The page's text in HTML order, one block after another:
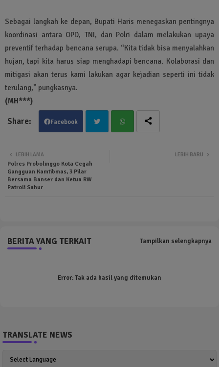
Sebagai langkah ke depan, Bupati Haris menegaskan pentingnya
koordinasi antara OPD, TNI, dan Polri dalam melakukan upaya
preventif terhadap bencana serupa. “Kita tidak bisa menyalahkan
hujan, tapi kita harus siap menghadapi bencana. Kolaborasi dan
mitigasi akan terus kami lakukan agar kejadian seperti ini tidak
terulang,” pungkasnya.
(MH***)
Facebook
LEBIH BARU
LEBIH LAMA
Polres Probolinggo Kota Cegah
Gangguan Kamtibmas, 3 Pilar
Bersama Banser dan Ketua RW
Patroli Sahur
BERITA YANG TERKAIT Tampilkan selengkapnya
Error:Tak ada hasil yang ditemukan
TRANSLATE NEWS